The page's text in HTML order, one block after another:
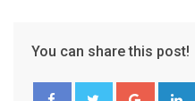
You can share this post!
Google+